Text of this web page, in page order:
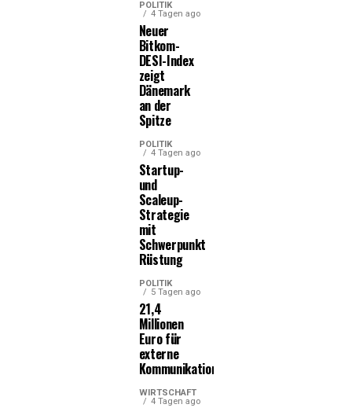
POLITIK
4 Tagen ago
Neuer
Bitkom-
DESI-Index
zeigt
Dänemark
an der
Spitze
POLITIK
4 Tagen ago
Startup-
und
Scaleup-
Strategie
mit
Schwerpunkt
Rüstung
POLITIK
5 Tagen ago
21,4
Millionen
Euro für
externe
Kommunikationsleistungen
WIRTSCHAFT
4 Tagen ago